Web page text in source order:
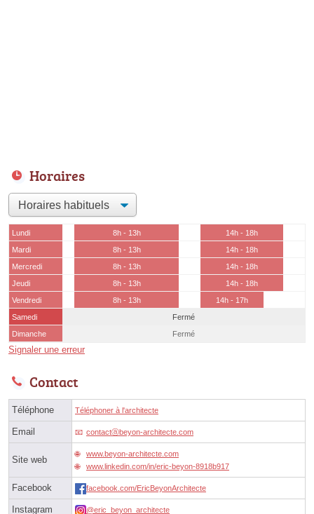
Horaires
Lundi 8h - 13h
14h - 18h
Mardi
8h - 13h
14h - 18h
Mercredi
8h - 13h
14h - 18h
Jeudi
8h - 13h
14h - 18h
Vendredi
8h - 13h
14h - 17h
Samedi
Fermé
Dimanche
Fermé
Signaler une erreur
Contact
Téléphone Téléphoner à l'architecte
Email contactⓐbeyon-architecte.com
Site web
www.beyon-architecte.com
www.linkedin.com/in/eric-beyon-8918b917
Facebook facebook.com/EricBeyonArchitecte
Instagram @eric_beyon_architecte